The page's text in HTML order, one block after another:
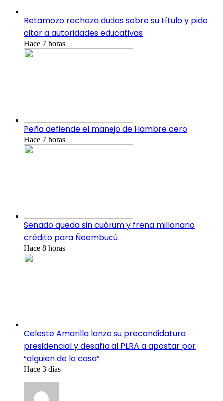
Retamozo rechaza dudas sobre su título y pide
citar a autoridades educativas
Hace 7 horas
Peña defiende el manejo de Hambre cero
Hace 7 horas
Senado queda sin cuórum y frena millonario
crédito para Ñeembucú
Hace 8 horas
Celeste Amarilla lanza su precandidatura
presidencial y desafía al PLRA a apostar por
“alguien de la casa”
Hace 3 días